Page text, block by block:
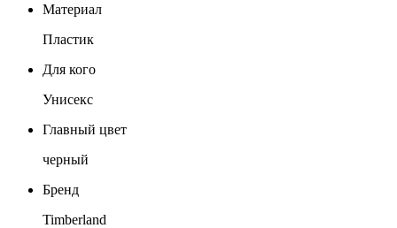
Материал
Пластик
Для кого
Унисекс
Главный цвет
черный
Бренд
Timberland